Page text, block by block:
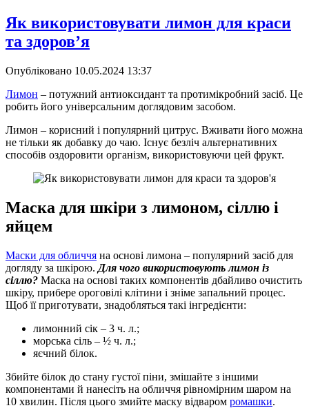
Як використовувати лимон для краси
та здоров’я
Опубліковано 10.05.2024 13:37
Лимон – потужний антиоксидант та протимікробний засіб. Це
робить його універсальним доглядовим засобом.
Лимон – корисний і популярний цитрус. Вживати його можна
не тільки як добавку до чаю. Існує безліч альтернативних
способів оздоровити організм, використовуючи цей фрукт.
Маска для шкіри з лимоном, сіллю і
яйцем
Маски для обличчя на основі лимона – популярний засіб для
догляду за шкірою. Для чого використовують лимон із
сіллю? Маска на основі таких компонентів дбайливо очистить
шкіру, прибере ороговілі клітини і зніме запальний процес.
Щоб її приготувати, знадобляться такі інгредієнти:
лимонний сік – 3 ч. л.;
морська сіль – ½ ч. л.;
яєчний білок.
Збийте білок до стану густої піни, змішайте з іншими
компонентами й нанесіть на обличчя рівномірним шаром на
10 хвилин. Після цього змийте маску відваром ромашки.